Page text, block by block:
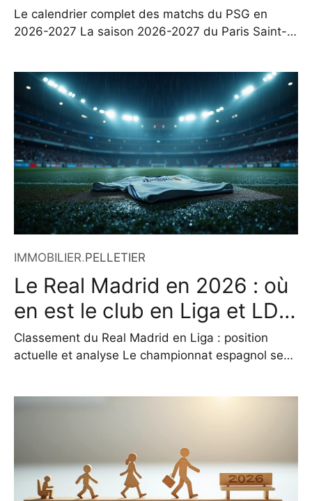
Le calendrier complet des matchs du PSG en
2026-2027 La saison 2026-2027 du Paris Saint-
Ligue des Champions et Coupe de France. Dès le
mois d’août, le club entre en compétition avec un
déplacement attendu face au Stade Rennais,
programmé le
IMMOBILIER.PELLETIER
Le Real Madrid en 2026 : où
en est le club en Liga et LDC
?
Classement du Real Madrid en Liga : position
actuelle et analyse Le championnat espagnol se